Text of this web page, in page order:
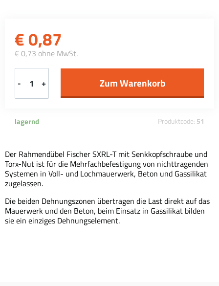
€0,87
€ 0,73 ohne MwSt.
- +
lagernd Produktcode: 51
Der Rahmendübel Fischer SXRL-T mit Senkkopfschraube und
Torx-Nut ist für die Mehrfachbefestigung von nichttragenden
Systemen in Voll- und Lochmauerwerk, Beton und Gassilikat
zugelassen.
Die beiden Dehnungszonen übertragen die Last direkt auf das
Mauerwerk und den Beton, beim Einsatz in Gassilikat bilden
sie ein einziges Dehnungselement.